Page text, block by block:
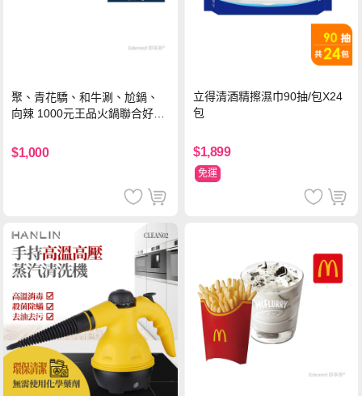
聚、青花驕、和牛涮、尬鍋、
向辣 1000元王品火鍋聯合好禮
$1,000
立得清酒精擦濕巾90抽/包X24
包
$1,899
免運